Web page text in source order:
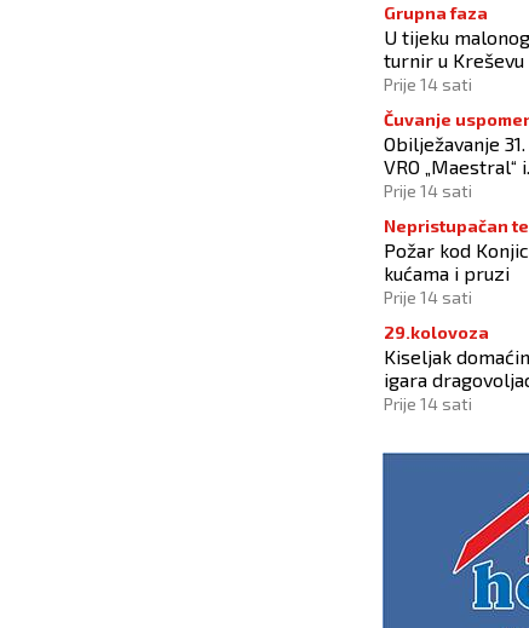
Grupna faza
U tijeku
turnir u Kreševu
Prije 14 sati
Čuvanje
branitelje
Obilježavanje
VRO „Maestral“ i
oslobođenja
Prije 14 sati
Nepristupačan
Požar kod
kućama i pruzi
Prije 14 sati
29.kolovoza
Kiseljak
igara
veterana HVO-a
Prije 14 sati